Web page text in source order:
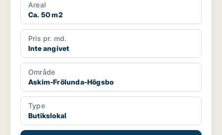
Areal
Ca. 50 m2
Pris pr. md.
Inte angivet
Område
Askim-Frölunda-Högsbo
Type
Butikslokal